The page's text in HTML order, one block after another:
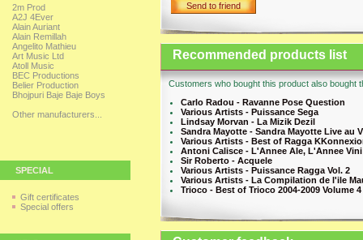
2m Prod
A2J 4Ever
Alain Auriant
Alain Remillah
Angelito Mathieu
Art Music Ltd
Atoll Music
BEC Productions
Belier Production
Bhojpuri Baje Baje Boys
Other manufacturers...
SPECIAL
Gift certificates
Special offers
Send to friend
Recommended products list
Customers who bought this product also bought
Carlo Radou - Ravanne Pose Question
Various Artists - Puissance Sega
Lindsay Morvan - La Mizik Dezil
Sandra Mayotte - Sandra Mayotte Live au
Various Artists - Best of Ragga
Antoni Calisce - L'Annee Ale, L'Annee Vini
Sir Roberto - Acquele
Various Artists - Puissance Ragga Vol. 2
Various Artists - La Compilation de l'ile
Trioco - Best of Trioco 2004-2009 Volume 4